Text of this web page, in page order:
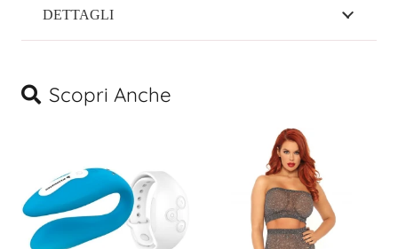
Piacevole.
Scopri il lato più
giocoso del piacere
Il piacere non è mai stato così vivace!
Con ilFunky Rabbit Vibratore
, entra in un mondo fatto di
sensazioni esplosive , colori brillanti e vibrazioni che coccolano
DETTAGLI
Scopri Anche